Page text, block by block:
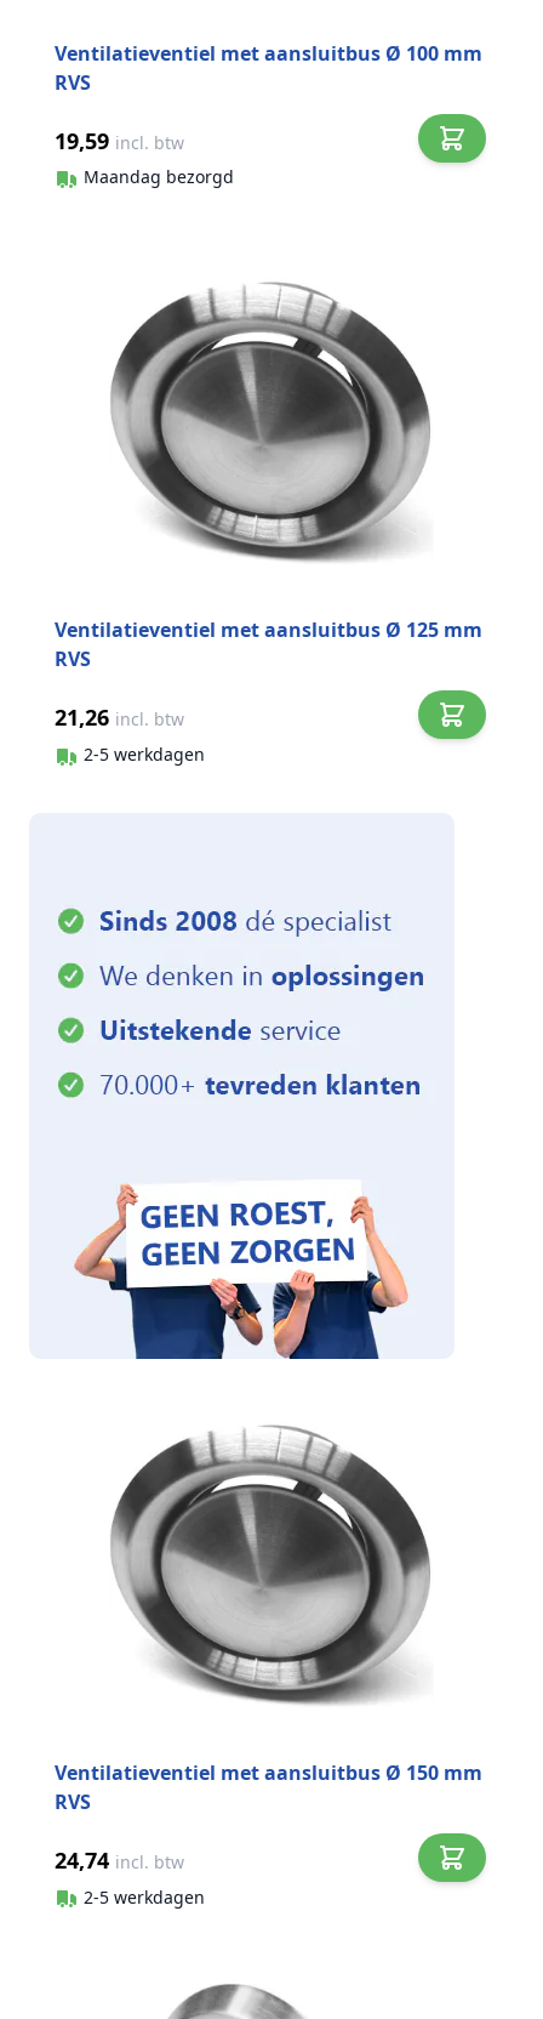
Ventilatieventiel met aansluitbus Ø 100 mm
RVS
19,59 incl. btw
Maandag bezorgd
Ventilatieventiel met aansluitbus Ø 125 mm
RVS
21,26 incl. btw
2-5 werkdagen
Ventilatieventiel met aansluitbus Ø 150 mm
RVS
24,74 incl. btw
2-5 werkdagen